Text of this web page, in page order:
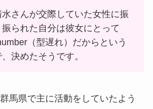
水さんが交際していた女性に振
振られた自分は彼女にとって
（型遅れ）だからという
決めたそうです。
馬県で主に活動をしていたよう